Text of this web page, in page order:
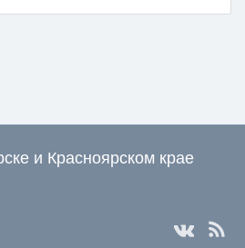
и Красноярском крае